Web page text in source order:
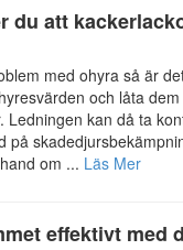
du att
med ohyra så är
och låta
Ledningen kan då ta
på
om ... Läs Mer
effektivt med